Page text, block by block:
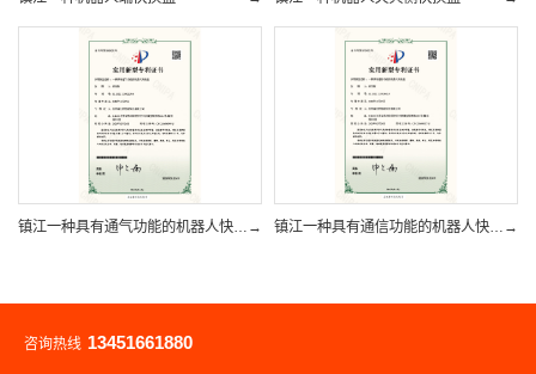
→
镇江一种具有通气功能的机器人快换盘 →
镇江一种具有通信功能的机器人快换盘
咨询热线 13451661880